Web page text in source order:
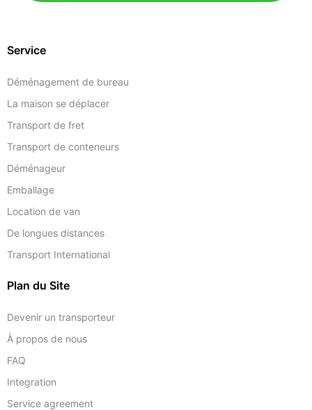
Service
Déménagement de bureau
La maison se déplacer
Transport de fret
Transport de conteneurs
Déménageur
Emballage
Location de van
De longues distances
Transport International
Plan du Site
Devenir un transporteur
À propos de nous
FAQ
Integration
Service agreement